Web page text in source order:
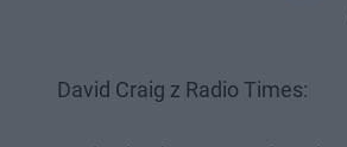
David Craig z Radio Times: